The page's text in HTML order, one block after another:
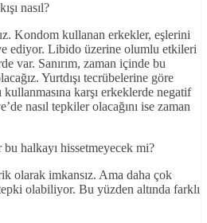
nasıl?
Kondom kullanan erkekler, eşlerini
ediyor. Libido üzerine olumlu etkileri
var. Sanırım, zaman içinde bu
Yurtdışı tecrübelerine göre
karşı erkeklerde negatif
nasıl tepkiler olacağını ise zaman
halkayı hissetmeyecek mi?
olarak imkansız. Ama daha çok
olabiliyor. Bu yüzden altında farklı